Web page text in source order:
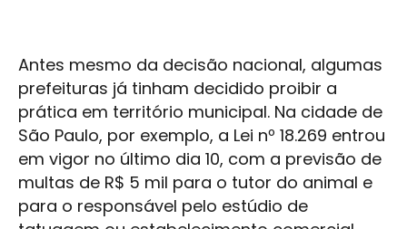
Antes mesmo da decisão nacional, algumas
prefeituras já tinham decidido proibir a
prática em território municipal. Na cidade de
São Paulo, por exemplo, a Lei nº 18.269 entrou
em vigor no último dia 10, com a previsão de
multas de R$ 5 mil para o tutor do animal e
para o responsável pelo estúdio de